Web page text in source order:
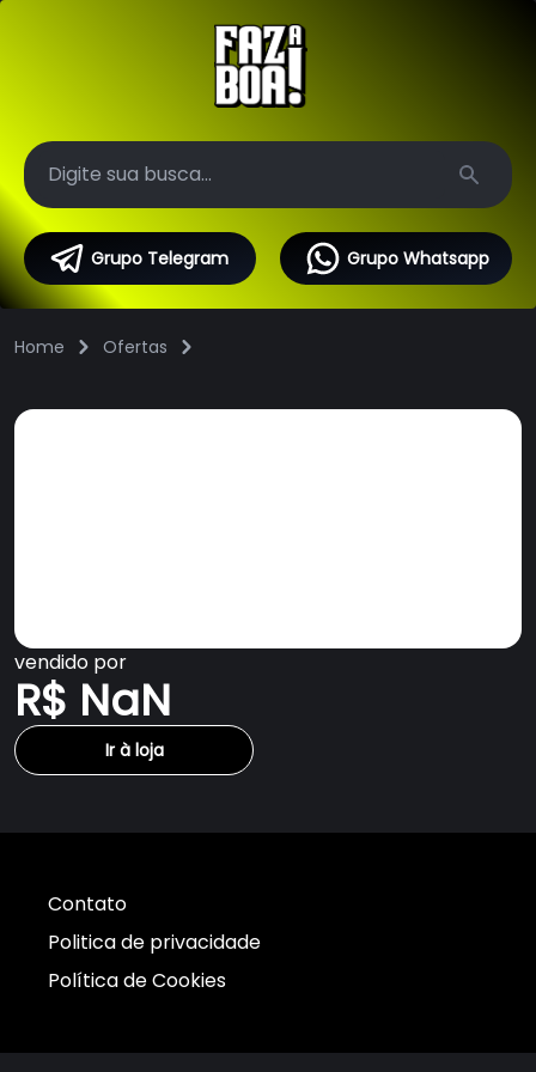
Search
Grupo Telegram Grupo Whatsapp
Home Ofertas
vendido por
R$ NaN
Ir à loja
Contato
Politica de privacidade
Política de Cookies